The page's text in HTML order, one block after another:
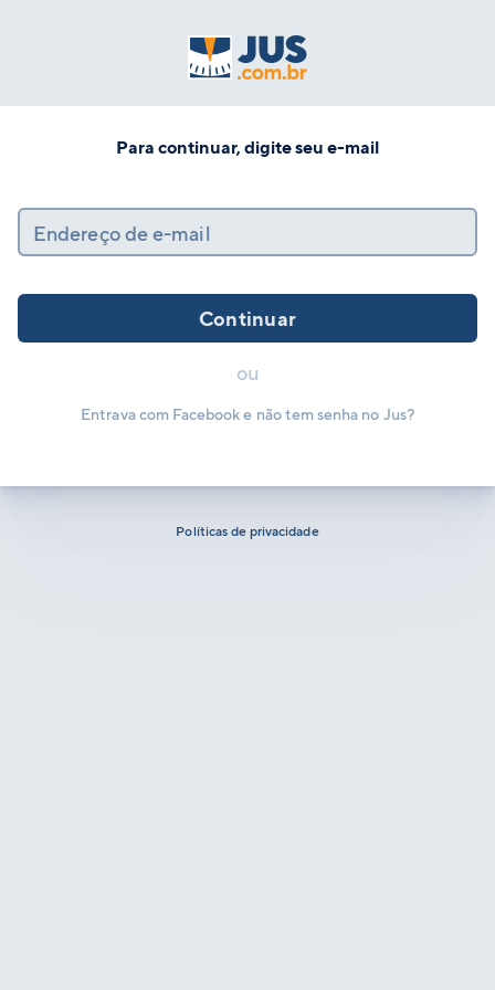
Para continuar, digite seu e-mail
Endereço de e-mail
Continuar
ou
Entrava com Facebook e não tem senha no Jus?
Políticas de privacidade